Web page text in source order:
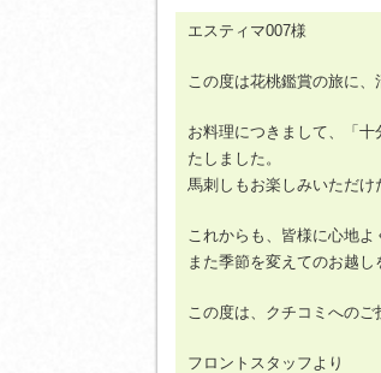
エスティマ007様
この度は花桃鑑賞の旅に
お料理につきまして、「
たしました。
馬刺しもお楽しみいただけ
これからも、皆様に心地
また季節を変えてのお越し
この度は、クチコミへのご
フロントスタッフより